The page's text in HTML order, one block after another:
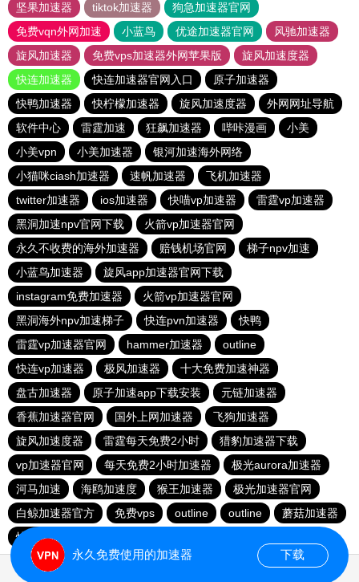
坚果加速器
tiktok加速器
狗急加速器官网
免费vqn外网加速
小蓝鸟 优途加速器官网
风驰加速器
旋风加速器
免费vps加速器外网苹果版
旋风加速度器
快连加速器
快连加速器官网入口
原子加速器
快鸭加速器
快柠檬加速器 旋风加速度器
外网网址导航
软件中心
雷霆加速 狂飙加速器 哔咔漫画
小美
小美vpn
小美加速器
银河加速海外网络
小猫咪ciash加速器
速帆加速器
飞机加速器
twitter加速器
ios加速器 快喵vp加速器
雷霆vp加速器
黑洞加速npv官网下载
火箭vp加速器官网
永久不收费的海外加速器
赔钱机场官网
梯子npv加速
小蓝鸟加速器
旋风app加速器官网下载
instagram免费加速器
火箭vp加速器官网
黑洞海外npv加速梯子
快连pvn加速器
快鸭
雷霆vp加速器官网
hammer加速器
outline
快连vp加速器
极风加速器
十大免费加速神器
盘古加速器
原子加速app下载安装
元链加速器
香蕉加速器官网
国外上网加速器
飞狗加速器
旋风加速度器
雷霆每天免费2小时
猎豹加速器下载
vp加速器官网
每天免费2小时加速器
极光aurora加速器
河马加速
海鸥加速度 猴王加速器
极光加速器官网
白鲸加速器官方
免费vps outline outline
蘑菇加速器
快联加速器
永久免费使用的加速器 下载